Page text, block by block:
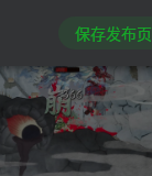
保存发布页